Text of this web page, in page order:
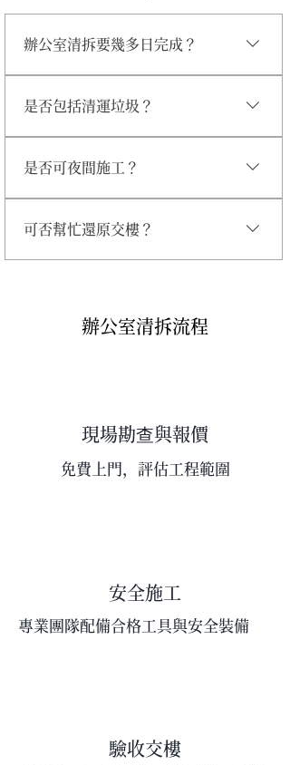
辦公室清拆要幾多日完成？
規模而定。
是否包括清運垃圾？
物均可代為清運。
是否可夜間施工？
司或租約要求。
可否幫忙還原交樓？
辦公室清拆流程
現場勘查與報價
免費上門，評估工程範圍
安全施工
專業團隊配備合格工具與安全裝備
驗收交樓